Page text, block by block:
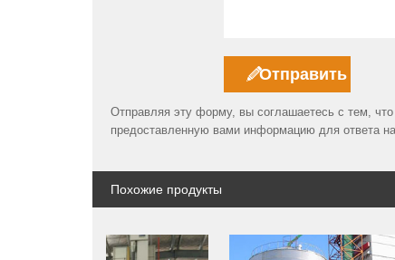
Отправляя эту форму, вы соглашаетесь с тем,
предоставленную вами информацию для ответа
Похожие продукты